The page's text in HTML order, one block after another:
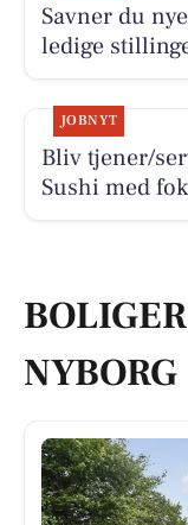
Savner du
ledige
JOBNYT
Bliv tjener/
Sushi med
NYBORG